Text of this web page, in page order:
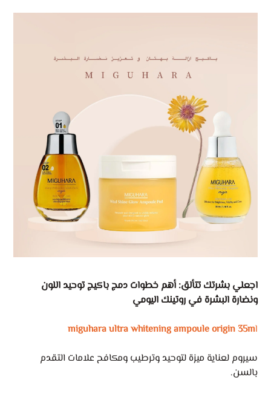
اجعلي بشرتك تتألق: أهم خطوات دمج باكيج توحيد اللون
ونضارة البشرة في روتينك اليومي
miguhara ultra whitening ampoule origin 35ml
سيروم لعناية ميزة لتوحيد وترطيب ومكافح علامات التقدم
بالسن.